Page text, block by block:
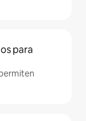
para